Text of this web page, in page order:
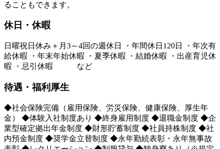
ることもできます。
休日・休暇
日曜祝日休み＋月3～4回の週休日 ・年間休日120日 ・年次有
給休暇 ・年末年始休暇 ・夏季休暇 ・結婚休暇 ・出産育児休
暇 ・忌引休暇 など
待遇・福利厚生
◆社会保険完備（雇用保険、労災保険、健康保険、厚生年
金） ◆体験入社制度あり ◆終身雇用制度 ◆退職金制度 ◆企
業型確定拠出年金制度 ◆財形貯蓄制度 ◆社員持株制度 ◆社
内預金制度 ◆奨学金立替制度 ◆永年勤続表彰・永年無事故